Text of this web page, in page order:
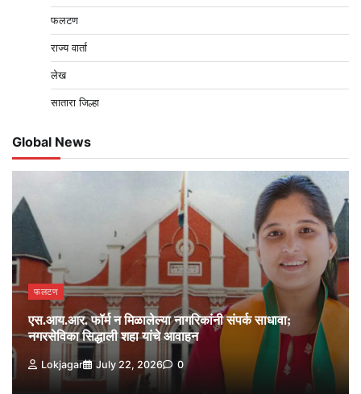
फलटण
राज्य वार्ता
लेख
सातारा जिल्हा
Global News
फलटण
एस.आय.आर. फॉर्म न मिळालेल्या नागरिकांनी संपर्क साधावा;
नगरसेविका सिद्धाली शहा यांचे आवाहन
Lokjagar July 22, 2026 0